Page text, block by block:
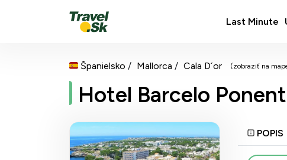
Last Minute
Španielsko Mallorca Cala D´or (zobraziť na
Hotel Barcelo
POPIS